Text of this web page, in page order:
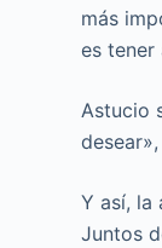
más
es tener
Astucio
Y así, la
Juntos